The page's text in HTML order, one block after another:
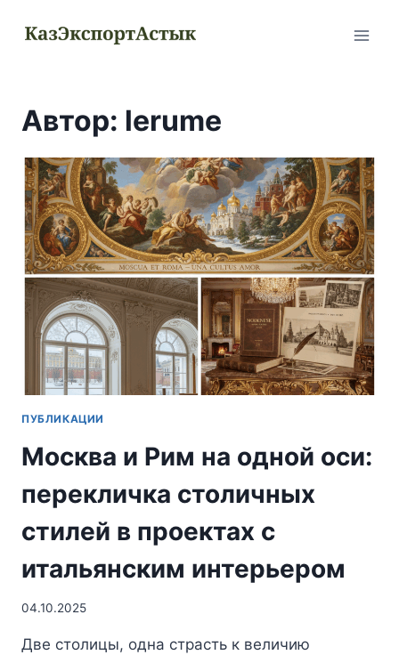
Автор: lerume
ПУБЛИКАЦИИ
Москва и Рим на одной оси:
перекличка столичных
стилей в проектах с
итальянским интерьером
04.10.2025
Две столицы, одна страсть к величию